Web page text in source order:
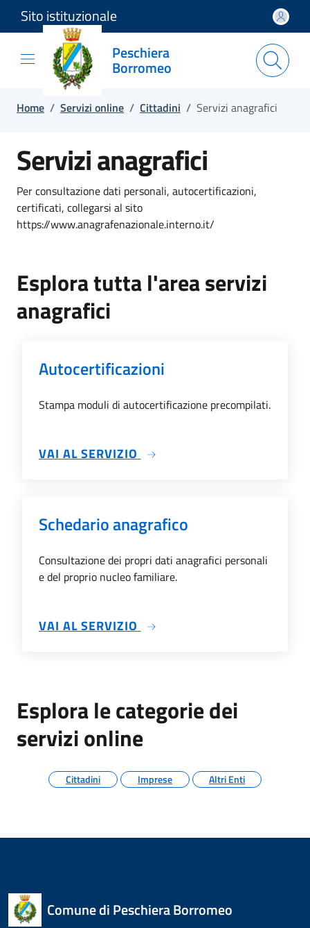
Salta e vai al contenuto
Salta e vai al footer
Sito istituzionale
Peschiera
Borromeo
Home / Servizi online / Cittadini / Servizi anagrafici
Servizi anagrafici
Per consultazione dati personali, autocertificazioni,
certificati, collegarsi al sito
https://www.anagrafenazionale.interno.it/
Esplora tutta l'area servizi
anagrafici
Autocertificazioni
Stampa moduli di autocertificazione precompilati.
VAI AL SERVIZIO SU AUTOCERTIFICAZIONI
Schedario anagrafico
Consultazione dei propri dati anagrafici personali
e del proprio nucleo familiare.
VAI AL SERVIZIO SU SCHEDARIO
Esplora le categorie dei
servizi online
Cittadini Imprese Altri Enti
Comune di Peschiera Borromeo